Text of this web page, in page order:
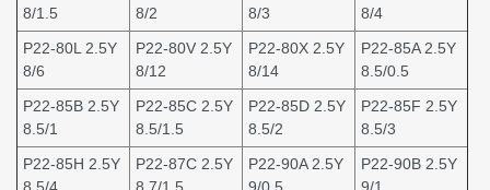
8/1.5
8/2
8/3
8/4
P22-80L 2.5Y
8/6
P22-80V 2.5Y
8/12
P22-80X 2.5Y
8/14
P22-85A 2.5Y
8.5/0.5
P22-85B 2.5Y
8.5/1
P22-85C 2.5Y
8.5/1.5
P22-85D 2.5Y
8.5/2
P22-85F 2.5Y
8.5/3
P22-85H 2.5Y
P22-87C 2.5Y
P22-90A 2.5Y
P22-90B 2.5Y